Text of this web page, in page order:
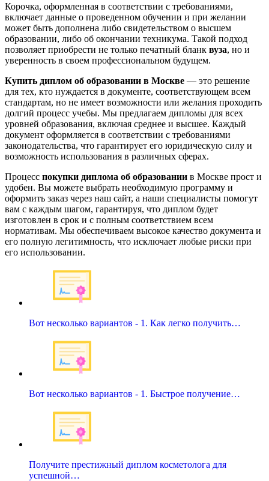
Корочка, оформленная в соответствии с требованиями,
включает данные о проведенном обучении и при желании
может быть дополнена либо свидетельством о высшем
образовании, либо об окончании техникума. Такой подход
позволяет приобрести не только печатный бланк вуза, но и
уверенность в своем профессиональном будущем.
Купить диплом об образовании в Москве — это решение
для тех, кто нуждается в документе, соответствующем всем
стандартам, но не имеет возможности или желания проходить
долгий процесс учебы. Мы предлагаем дипломы для всех
уровней образования, включая среднее и высшее. Каждый
документ оформляется в соответствии с требованиями
законодательства, что гарантирует его юридическую силу и
возможность использования в различных сферах.
Процесс покупки диплома об образовании в Москве прост и
удобен. Вы можете выбрать необходимую программу и
оформить заказ через наш сайт, а наши специалисты помогут
вам с каждым шагом, гарантируя, что диплом будет
изготовлен в срок и с полным соответствием всем
нормативам. Мы обеспечиваем высокое качество документа и
его полную легитимность, что исключает любые риски при
его использовании.
Вот несколько вариантов - 1. Как легко получить…
Вот несколько вариантов - 1. Быстрое получение…
Получите престижный диплом косметолога для
успешной…